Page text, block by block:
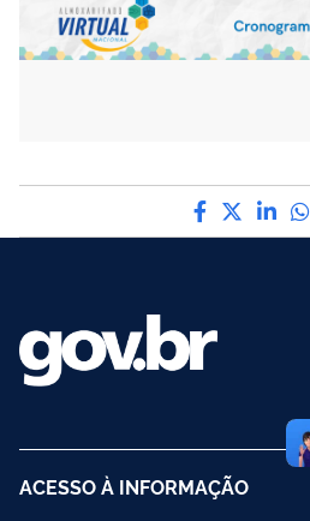
ACESSO À INFORMAÇÃO